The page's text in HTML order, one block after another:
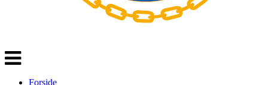
Veksle
navigasjon
Forside